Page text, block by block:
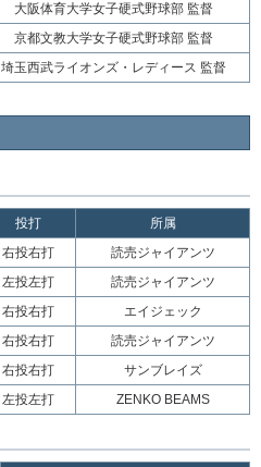
大阪体育大学女子硬式野球部 監督
京都文教大学女子硬式野球部 監督
埼玉西武ライオンズ・レディース 監督
投打
所属
右投右打
読売ジャイアンツ
左投左打
読売ジャイアンツ
右投右打
エイジェック
右投右打
読売ジャイアンツ
右投右打
サンブレイズ
左投左打 ZENKO BEAMS